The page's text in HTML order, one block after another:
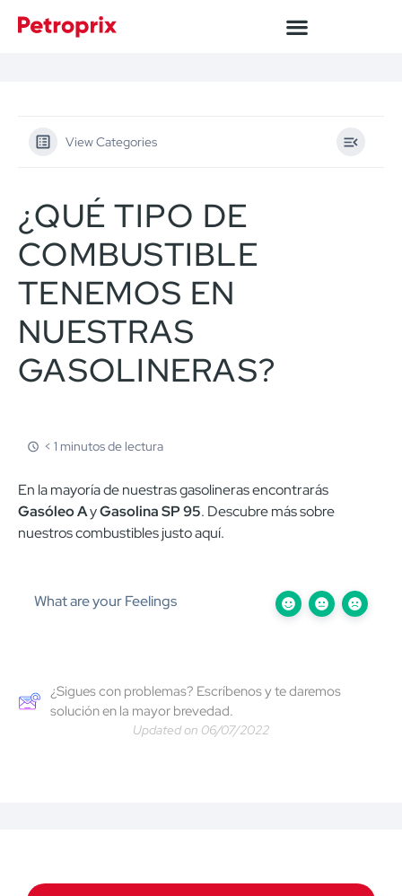
View Categories
¿QUÉ TIPO DE
COMBUSTIBLE
TENEMOS EN
NUESTRAS
GASOLINERAS?
< 1 minutos de lectura
En la mayoría de nuestras gasolineras encontrarás
Gasóleo AyGasolina SP 95. Descubre más sobre
nuestros combustibles justo aquí.
What are your Feelings
¿Sigues con problemas? Escríbenos y te daremos
solución en la mayor brevedad.
Updated on 06/07/2022